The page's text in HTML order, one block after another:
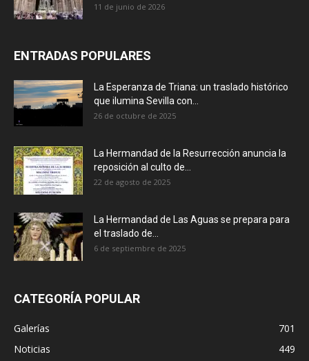
11 de junio de 2026
ENTRADAS POPULARES
La Esperanza de Triana: un traslado histórico
que ilumina Sevilla con...
26 de octubre de 2025
La Hermandad de la Resurrección anuncia la
reposición al culto de...
22 de agosto de 2025
La Hermandad de Las Aguas se prepara para
el traslado de...
6 de septiembre de 2025
CATEGORÍA POPULAR
Galerías
701
Noticias
449